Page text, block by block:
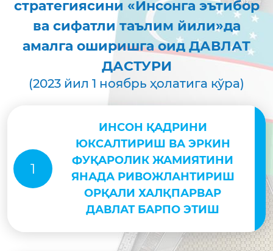
стратегиясини «Инсонга эътибор
ва сифатли таълим йили»да
амалга оширишга оид ДАВЛАТ
ДАСТУРИ
(2023 йил 1 ноябрь ҳолатига кўра)
1
ИНСОН ҚАДРИНИ
ЮКСАЛТИРИШ ВА ЭРКИН
ФУҚАРОЛИК ЖАМИЯТИНИ
ЯНАДА РИВОЖЛАНТИРИШ
ОРҚАЛИ ХАЛҚПАРВАР
ДАВЛАТ БАРПО ЭТИШ